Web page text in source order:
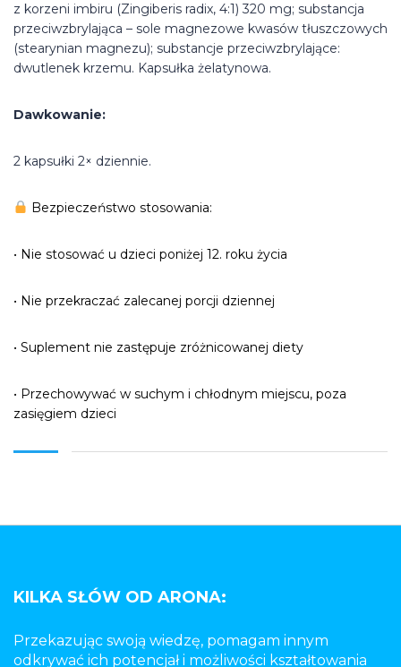
z korzeni imbiru (Zingiberis radix, 4:1) 320 mg; substancja
przeciwzbrylająca – sole magnezowe kwasów tłuszczowych
(stearynian magnezu); substancje przeciwzbrylające:
dwutlenek krzemu. Kapsułka żelatynowa.
Dawkowanie:
2 kapsułki 2× dziennie.
Bezpieczeństwo stosowania:
• Nie stosować u dzieci poniżej 12. roku życia
• Nie przekraczać zalecanej porcji dziennej
• Suplement nie zastępuje zróżnicowanej diety
• Przechowywać w suchym i chłodnym miejscu, poza
zasięgiem dzieci
KILKA SŁÓW OD ARONA:
Przekazując swoją wiedzę, pomagam innym
odkrywać ich potencjał i możliwości kształtowania